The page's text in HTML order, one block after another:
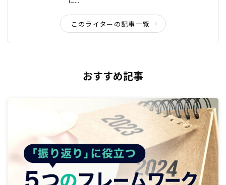
このライターの記事一覧
おすすめ記事